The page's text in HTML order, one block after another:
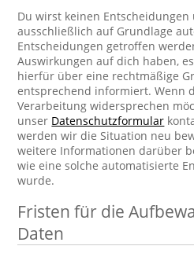
Du wirst keinen
ausschließlich auf Grundlage
Entscheidungen getroffen
Auswirkungen auf dich haben,
hierfür über eine rechtmäßige
entsprechend informiert. Wenn
Verarbeitung widersprechen
unser Datenschutzformular
werden wir die Situation neu
weitere Informationen darüber
wie eine solche automatisierte
wurde.
Fristen für die
Daten